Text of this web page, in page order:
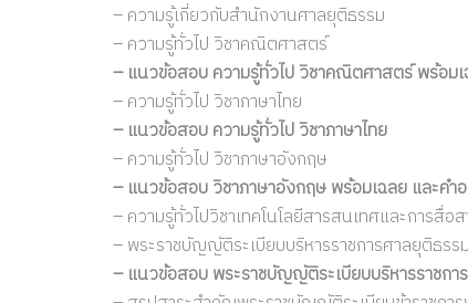
– ความรู้เกี่ยวกับสำนักงานศาลยุติธรรม
– ความรู้ทั่วไป วิชาคณิตศาสตร์
– แนวข้อสอบ ความรู้ทั่วไป วิชาคณิตศาสตร์ พร้อม
– ความรู้ทั่วไป วิชาภาษาไทย
– แนวข้อสอบ ความรู้ทั่วไป วิชาภาษาไทย
– ความรู้ทั่วไป วิชาภาษาอังกฤษ
– แนวข้อสอบ วิชาภาษาอังกฤษ พร้อมเฉลย และคำ
– ความรู้ทั่วไปวิชาเทคโนโลยีสารสนเทศและการสื่อ
– พระราชบัญญัติระเบียบบริหารราชการศาลยุติธ
– แนวข้อสอบ พระราชบัญญัติระเบียบบริหารราชก